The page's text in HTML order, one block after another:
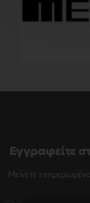
Εγγραφείτε
Μείνετε